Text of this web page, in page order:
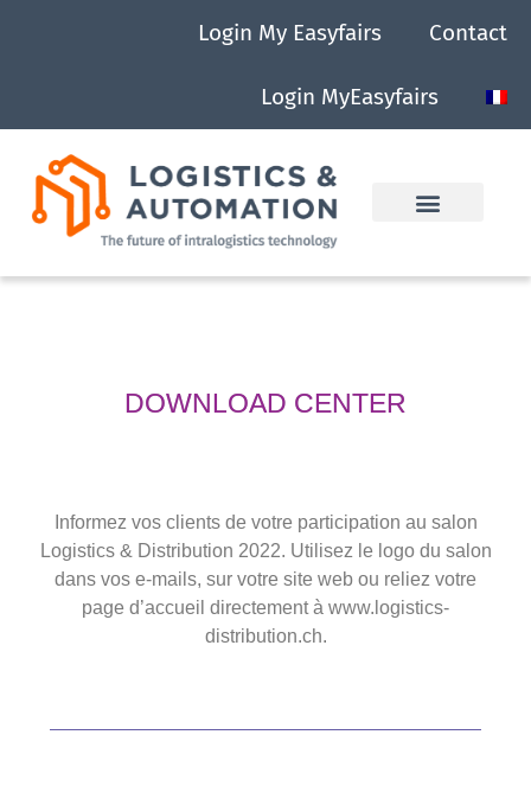
Login My Easyfairs Contact
Login MyEasyfairs
DOWNLOAD CENTER
Informez vos clients de votre participation au salon
Logistics & Distribution 2022. Utilisez le logo du salon
dans vos e-mails, sur votre site web ou reliez votre
page d’accueil directement à www.logistics-
distribution.ch.